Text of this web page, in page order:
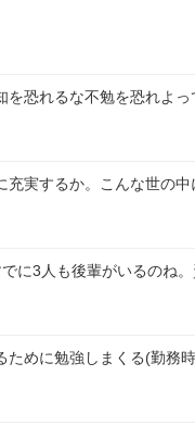
恐れるな不勉を恐れよ
実するか。こんな世の
に3人も後輩がいるのね
めに勉強しまくる(勤務